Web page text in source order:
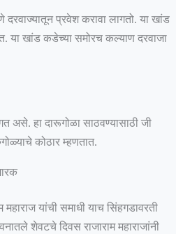
दरवाज्यातून प्रवेश करावा लागतो. या खांड
खांड कडेच्या समोरच कल्याण दरवाजा
असे. हा दारूगोळा साठवण्यासाठी जी
कोठार म्हणतात.
महाराज यांची समाधी याच सिंहगडावरती
शेवटचे दिवस राजाराम महाराजांनी